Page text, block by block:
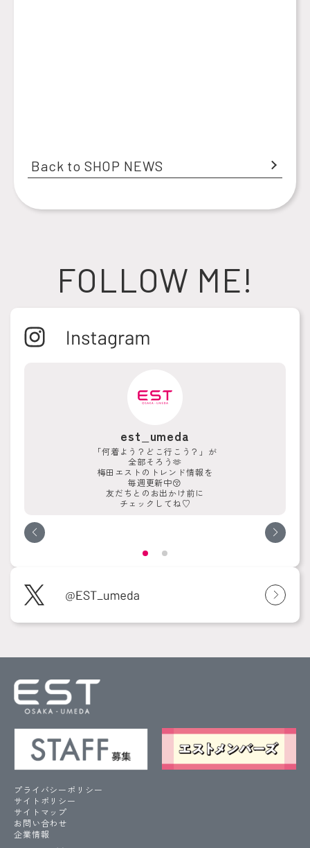
Back to SHOP NEWS
FOLLOW ME!
est_umeda
「何着よう？どこ行こう？」が
全部そろう🫶
梅田エストのトレンド情報を
毎週更新中😚
友だちとのお出かけ前に
チェックしてね♡
プライバシーポリシー
サイトポリシー
サイトマップ
お問い合わせ
企業情報